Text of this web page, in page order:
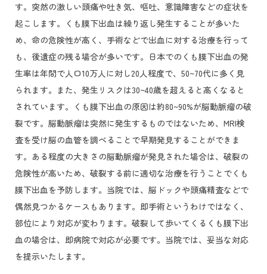
す。突然の激しい頭痛や吐き気、嘔吐、意識障害などの症状を
起こします。くも膜下出血は繰り返し発生することが多いた
め、命の危険性が高く、手術などで出血に対する治療を行って
も、後遺症の残る場合が多いです。日本でのくも膜下出血の発
生率は年間で人口10万人に対し20人程度で、50~70代に多く見
られます。また、発生リスクは30~40歳を超えると高くなると
されています。くも膜下出血の原因は約80~90%が脳動脈瘤の破
裂です。脳動脈瘤は突然に発生するものではないため、MRI検
査を受け脳の血管を調べることで早期発見することができま
す。ある程度の大きさの脳動脈瘤が発見された場合は、破裂の
危険性が高いため、破裂する前に適切な治療を行うことでくも
膜下出血を予防します。当院では、脳ドックや頭痛精査などで
偶然見つかるケースもあります。即手術というわけではなく、
部位により対応が変わります。破裂して歩いてくるくも膜下出
血の場合は、即病院で対応が必要です。当院では、妥当な対応
を提示いたします。